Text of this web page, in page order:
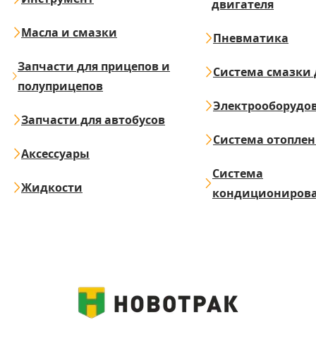
Масла и смазки
Запчасти для прицепов и
полуприцепов
Запчасти для автобусов
Аксессуары
Жидкости
двигателя
Пневматика
Система смазки
Система
Система